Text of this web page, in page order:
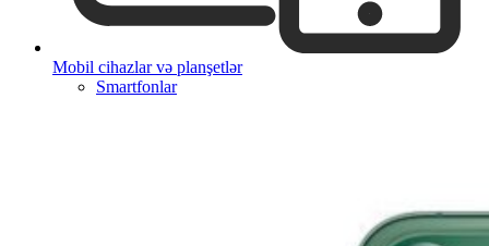
Mobil cihazlar və planşetlər
Smartfonlar